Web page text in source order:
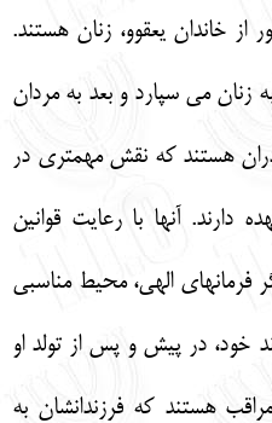
از خاندان يعقوو، زنان هستند.
زنان مي سپارد و بعد به مردان
هستند كه نقش مهمتري در
آنها با رعايت قوانين
فرمانهاي الهي، محيط مناسبي
خود، در پيش و پس از تولد او
هستند كه فرزندانشان به